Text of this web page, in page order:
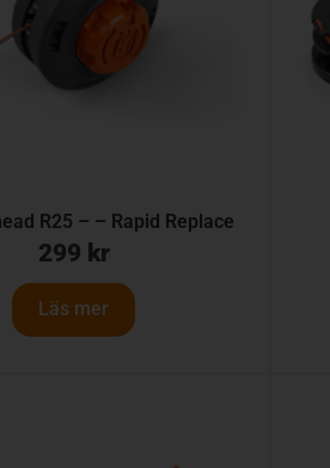
R25 – – Rapid Replace
299 kr
Läs mer